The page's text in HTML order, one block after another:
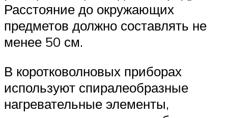
Расстояние до окружающих
предметов должно составлять не
менее 50 см.
В коротковолновых приборах
используют спиралеобразные
нагревательные элементы,